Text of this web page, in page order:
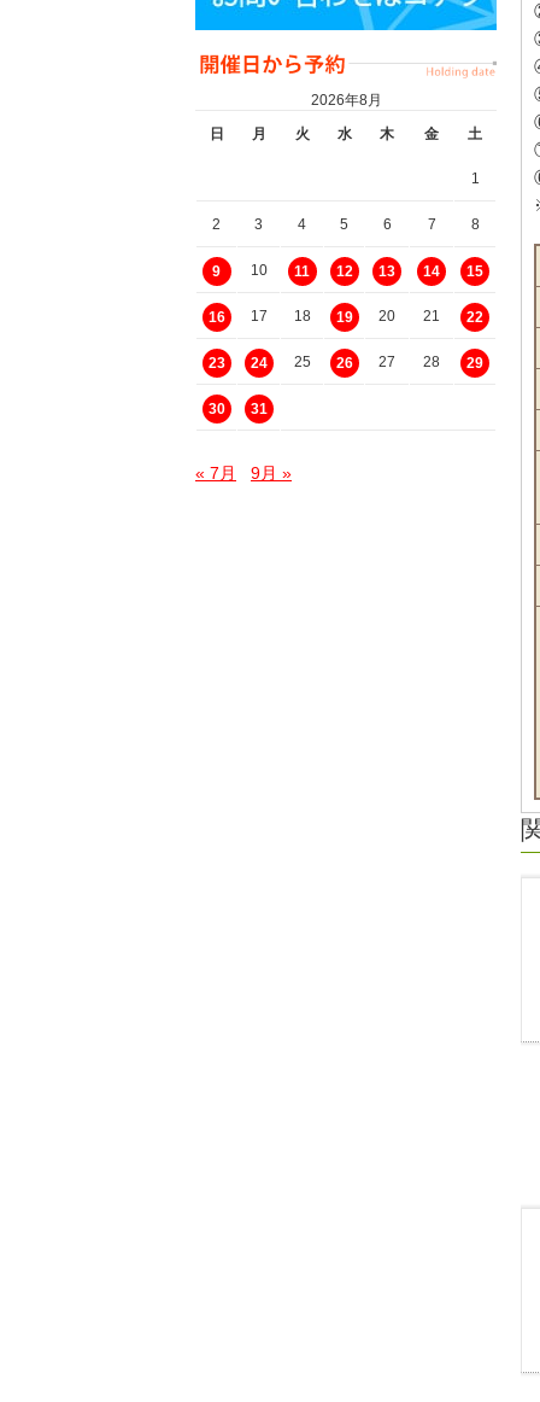
2026年8月
日
月 火 水 木 金 土
1
2 3 4 5 6 7 8
9 10 11 12 13 14 15
16 17 18 19 20 21 22
23 24 25 26 27 28 29
30 31
« 7月 9月 »